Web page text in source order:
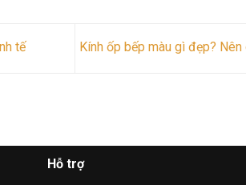
tế Kính ốp bếp màu gì đẹp?
Hỗ trợ